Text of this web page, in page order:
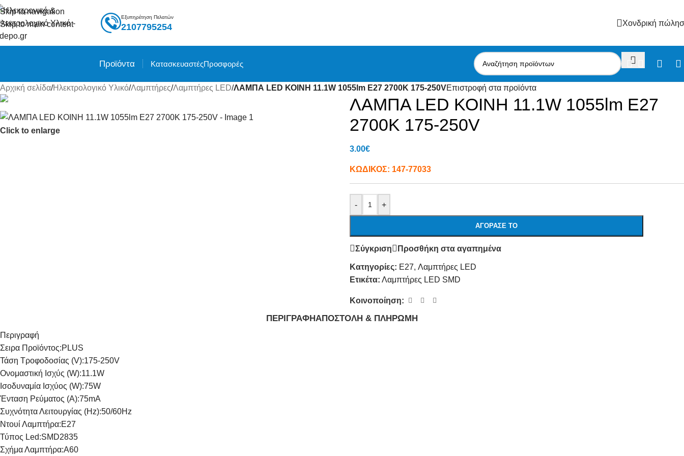
Skip to navigation
Skip to main content
Εξυπηρέτηση Πελατών
2107795254 Χονδρική
Προϊόντα ΚατασκευαστέςΠροσφορές
Αρχική σελίδα/Ηλεκτρολογικό Υλικό/Λαμπτήρες/Λαμπτήρες LED/ΛΑΜΠΑ LED ΚΟΙΝΗ 11.1W 1055lm Ε27 2700K 175-250VΕπιστροφή στα προϊόντα
Click to enlarge
ΛΑΜΠΑ LED ΚΟΙΝΗ 11.1W 1055lm Ε27
2700K 175-250V
3.00€
ΚΩΔΙΚΟΣ: 147-77033
- +
ΑΓΌΡΑΣΕ ΤΟ
Σύγκριση Προσθήκη στα αγαπημένα
Κατηγορίες: E27, Λαμπτήρες LED
Ετικέτα: Λαμπτήρες LED SMD
Κοινοποίηση:
ΠΕΡΙΓΡΑΦΉΑΠΟΣΤΟΛΉ & ΠΛΗΡΩΜΉ
Περιγραφή
Σειρα Προϊόντος:PLUS
Τάση Τροφοδοσίας (V):175-250V
Ονομαστική Ισχύς (W):11.1W
Ισοδυναμία Ισχύος (W):75W
Ένταση Ρεύματος (Α):75mA
Συχνότητα Λειτουργίας (Hz):50/60Hz
Ντουί Λαμπτήρα:E27
Τύπος Led:SMD2835
Σχήμα Λαμπτήρα:A60